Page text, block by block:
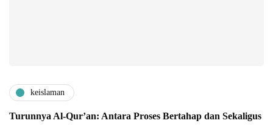
keislaman
Turunnya Al-Qur’an: Antara Proses Bertahap dan Sekaligus